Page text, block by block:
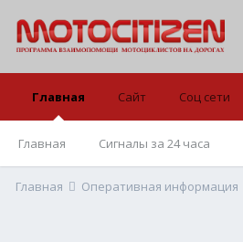
Главная
Главная Сигналы за 24 часа
Сайт Соц сети
Главная Оперативная информация